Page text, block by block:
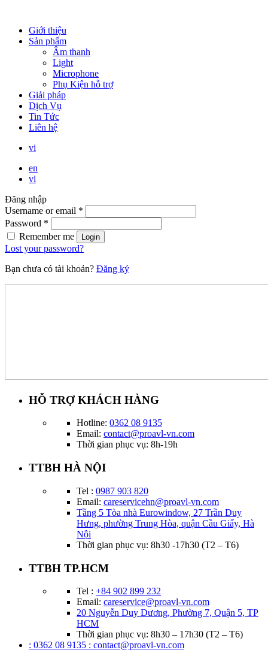
Giới thiệu
Sản phẩm
Âm thanh
Light
Microphone
Phụ Kiện hỗ trợ
Giải pháp
Dịch Vụ
Tin Tức
Liên hệ
vi
en
vi
Đăng nhập
Username or email *
Password *
Remember me
Login
Lost your password?
Bạn chưa có tài khoản? Đăng ký
HỖ TRỢ KHÁCH HÀNG
Hotline: 0362 08 9135
Email: contact@proavl-vn.com
Thời gian phục vụ: 8h-19h
TTBH HÀ NỘI
Tel : 0987 903 820
Email: careservicehn@proavl-vn.com
Tầng 5 Tòa nhà Eurowindow, 27 Trần Duy
Hưng, phường Trung Hòa, quận Cầu Giấy, Hà
Nội
Thời gian phục vụ: 8h30 -17h30 (T2 – T6)
TTBH TP.HCM
Tel : +84 902 899 232
Email: careservice@proavl-vn.com
20 Nguyễn Duy Dương, Phường 7, Quận 5, TP
HCM
Thời gian phục vụ: 8h30 – 17h30 (T2 – T6)
: 0362 08 9135 : contact@proavl-vn.com